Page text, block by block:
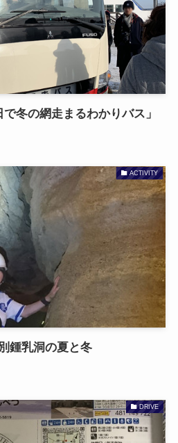
冬の網走まるわかりバス」
ACTIVITY
鍾乳洞の夏と冬
DRIVE